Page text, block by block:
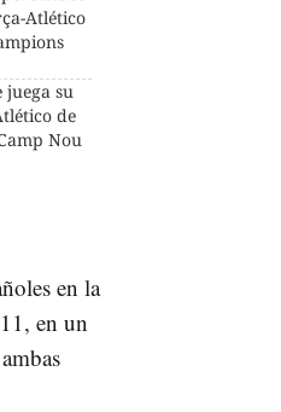
Atlético
juega su
de
Nou
en la
en un